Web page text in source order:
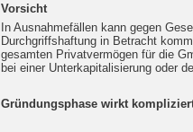
Vorsicht
In Ausnahmefällen kann gegen
Durchgriffshaftung in Betracht
gesamten Privatvermögen für die
bei einer Unterkapitalisierung oder
Gründungsphase wirkt